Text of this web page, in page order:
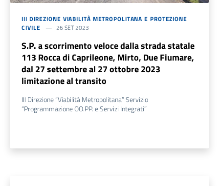
III DIREZIONE VIABILITÀ METROPOLITANA E PROTEZIONE
CIVILE
26 SET 2023
S.P. a scorrimento veloce dalla strada statale
113 Rocca di Caprileone, Mirto, Due Fiumare,
dal 27 settembre al 27 ottobre 2023
limitazione al transito
III Direzione “Viabilità Metropolitana” Servizio
“Programmazione OO.PP. e Servizi Integrati”